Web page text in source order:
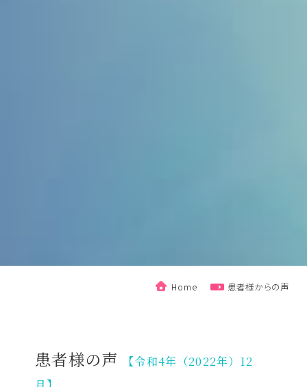
Home 患者様からの声
患者様の声
【令和4年（2022年）12